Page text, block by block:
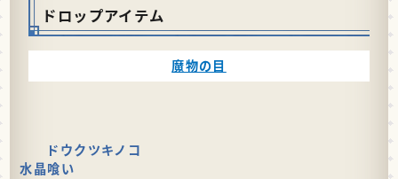
ドロップアイテム
魔物の目
ドウクツキノコ
水晶喰い